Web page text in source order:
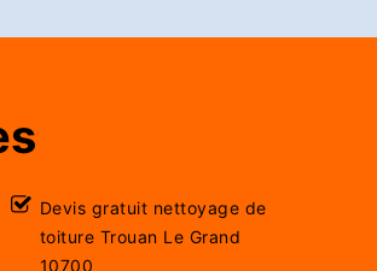
Devis gratuit nettoyage de
toiture Trouan Le Grand
10700